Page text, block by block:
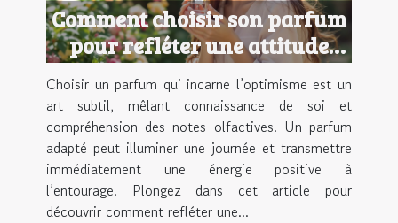
Comment choisir son parfum
pour refléter une attitude
optimiste ?
Choisir un parfum qui incarne l’optimisme est un
art subtil, mêlant connaissance de soi et
compréhension des notes olfactives. Un parfum
adapté peut illuminer une journée et transmettre
immédiatement une énergie positive à
l’entourage. Plongez dans cet article pour
découvrir comment refléter une...